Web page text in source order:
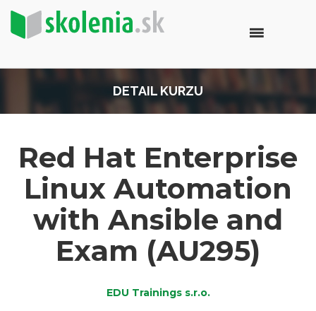
DETAIL KURZU
Red Hat Enterprise
Linux Automation
with Ansible and
Exam (AU295)
EDU Trainings s.r.o.